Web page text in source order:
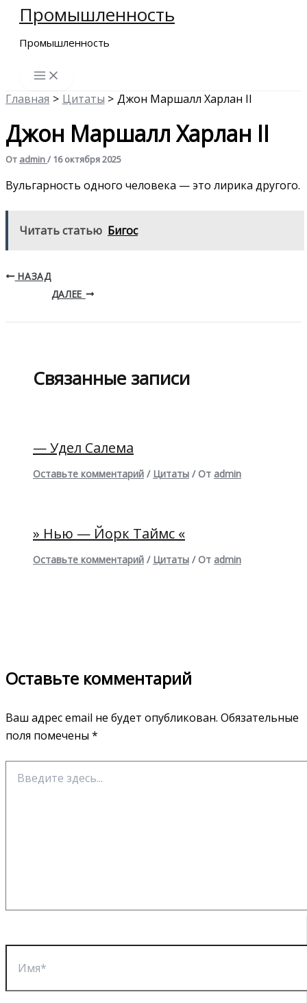
Перейти
содержимому
Промышленность
Промышленность
Главная Цитаты Джон Маршалл Харлан II
Джон Маршалл Харлан II
От admin/ 16 октября 2025
Вульгарность одного человека — это лирика другого.
Читать статью Бигос
НАЗАД
ДАЛЕЕ
Связанные записи
— Удел Салема
Оставьте комментарий / Цитаты / От admin
» Нью — Йорк Таймс «
Оставьте комментарий / Цитаты / От admin
Оставьте комментарий
Ваш адрес email не будет опубликован. Обязательные
поля помечены *
здесь...